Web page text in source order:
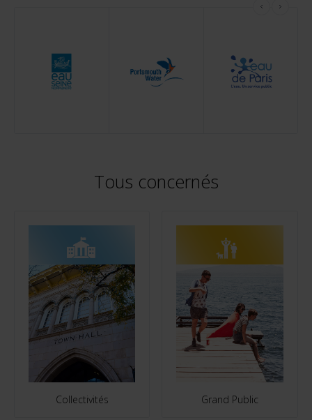
Tous concernés
Collectivités Grand Public